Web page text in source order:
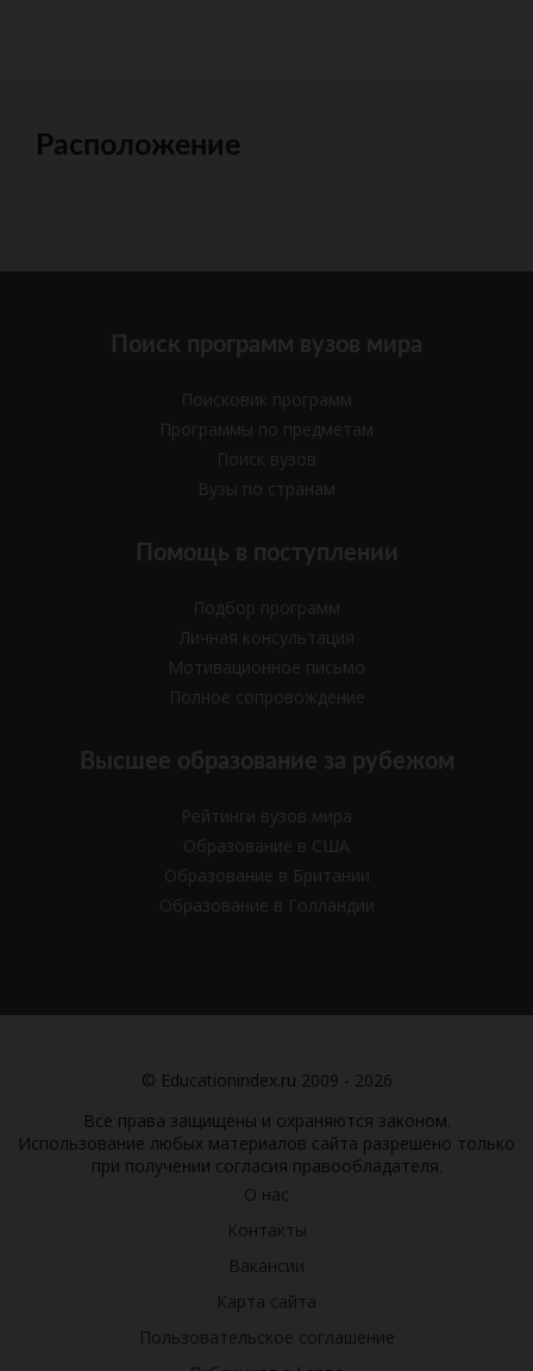
Расположение
Поиск программ вузов мира
Поисковик программ
Программы по предметам
Поиск вузов
Вузы по странам
Помощь в поступлении
Подбор программ
Личная консультация
Мотивационное письмо
Полное сопровождение
Высшее образование за рубежом
Рейтинги вузов мира
Образование в США
Образование в Британии
Образование в Голландии
© Educationindex.ru 2009 - 2026
Все права защищены и охраняются законом.
Использование любых материалов сайта разрешено только
при получении согласия правообладателя.
О нас
Контакты
Вакансии
Карта сайта
Пользовательское соглашение